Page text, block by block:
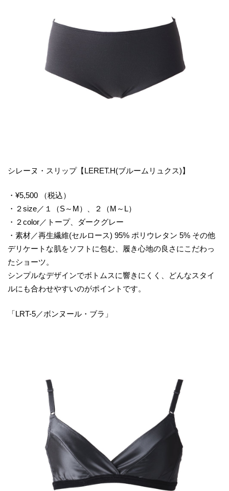
シレーヌ・スリップ【LERET.H(ブルームリュクス)】
・¥5,500 （税込）
・２size／１（S～M）、２（M～L）
・２color／トープ、ダークグレー
・素材／再生繊維(セルロース) 95% ポリウレタン 5% その他
デリケートな肌をソフトに包む、履き心地の良さにこだわっ
たショーツ。
シンプルなデザインでボトムスに響きにくく、どんなスタイ
ルにも合わせやすいのがポイントです。
「LRT-5／ボンヌール・ブラ」